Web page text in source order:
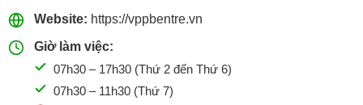
Website: https://vppbentre.vn
Giờ làm việc:
07h30 – 17h30 (Thứ 2 đến Thứ 6)
07h30 – 11h30 (Thứ 7)